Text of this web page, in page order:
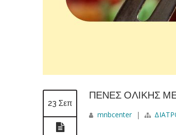
23 Σεπ
ΠΕΝΕΣ ΟΛΙΚΗΣ
mnbcenter |